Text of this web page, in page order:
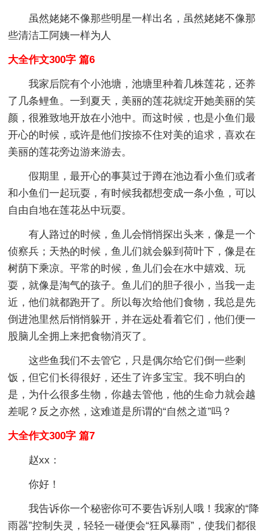
虽然姥姥不像那些明星一样出名，虽然姥姥不像那
些清洁工阿姨一样为人
大全作文300字 篇6
我家后院有个小池塘，池塘里种着几株莲花，还养
了几条鲤鱼。一到夏天，美丽的莲花就绽开她美丽的笑
颜，很雅致地开放在小池中。而这时候，也是小鱼们最
开心的时候，或许是他们按捺不住对美的追求，喜欢在
美丽的莲花旁边游来游去。
假期里，最开心的事莫过于蹲在池边看小鱼们或者
和小鱼们一起玩耍，有时候我都想变成一条小鱼，可以
自由自地在莲花丛中玩耍。
有人路过的时候，鱼儿会悄悄探出头来，像是一个
侦察兵；天热的时候，鱼儿们就会躲到荷叶下，像是在
树荫下乘凉。平常的时候，鱼儿们会在水中嬉戏、玩
耍，就像是淘气的孩子。鱼儿们的胆子很小，当我一走
近，他们就都跑开了。所以每次给他们食物，我总是先
倒进池里然后悄悄躲开，并在远处看着它们，他们便一
股脑儿全拥上来把食物消灭了。
这些鱼我们不去管它，只是偶尔给它们倒一些剩
饭，但它们长得很好，还生了许多宝宝。我不明白的
是，为什么很多生物，你越去管他，他的生命力就会越
差呢？反之亦然，这难道是所谓的“自然之道”吗？
大全作文300字 篇7
赵xx：
你好！
我告诉你一个秘密你可不要告诉别人哦！我家的“降
雨器”控制失灵，轻轻一碰便会“狂风暴雨”，使我们都很